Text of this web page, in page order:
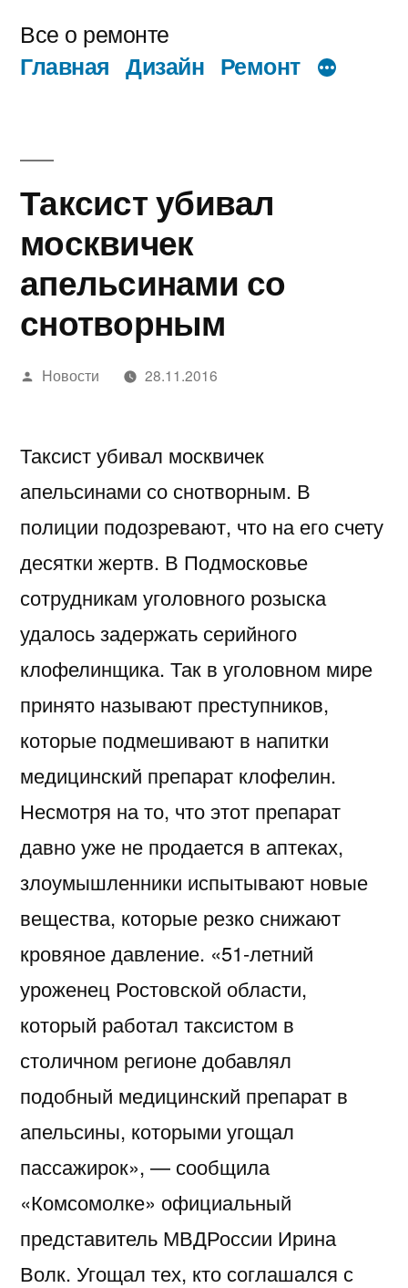
содержимому
Все о ремонте
Главная Дизайн Ремонт
Таксист убивал
москвичек
апельсинами со
снотворным
Написано
Новости 28.11.2016
Таксист убивал москвичек
апельсинами со снотворным. В
полиции подозревают, что на его счету
десятки жертв. В Подмосковье
сотрудникам уголовного розыска
удалось задержать серийного
клофелинщика. Так в уголовном мире
принято называют преступников,
которые подмешивают в напитки
медицинский препарат клофелин.
Несмотря на то, что этот препарат
давно уже не продается в аптеках,
злоумышленники испытывают новые
вещества, которые резко снижают
кровяное давление. «51-летний
уроженец Ростовской области,
который работал таксистом в
столичном регионе добавлял
подобный медицинский препарат в
апельсины, которыми угощал
пассажирок», — сообщила
«Комсомолке» официальный
представитель МВДРоссии Ирина
Волк. Угощал тех, кто соглашался с